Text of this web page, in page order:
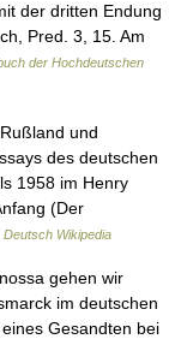
der dritten Endung
Pred. 3, 15. Am
der Hochdeutschen
und
des deutschen
1958 im Henry
(Der
Deutsch Wikipedia
gehen wir
im deutschen
Gesandten bei